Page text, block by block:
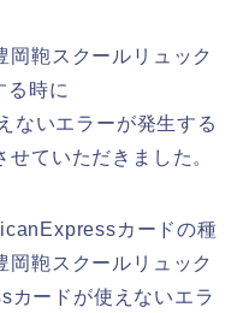
岡鞄スクールリュック
る時に
ないエラーが発生する
ていただきました。
カードの種
岡鞄スクールリュック
ードが使えないエラ